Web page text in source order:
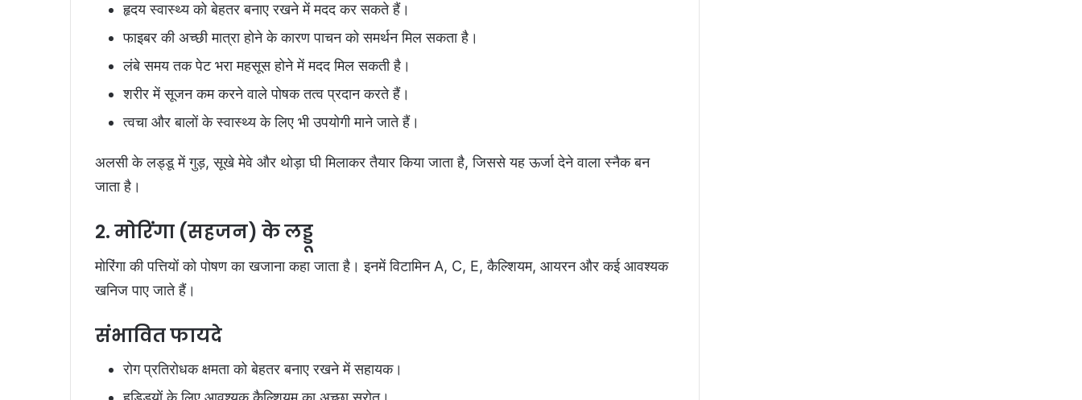
हृदय स्वास्थ्य को बेहतर बनाए रखने में मदद कर सकते हैं।
फाइबर की अच्छी मात्रा होने के कारण पाचन को समर्थन मिल सकता है।
लंबे समय तक पेट भरा महसूस होने में मदद मिल सकती है।
शरीर में सूजन कम करने वाले पोषक तत्व प्रदान करते हैं।
त्वचा और बालों के स्वास्थ्य के लिए भी उपयोगी माने जाते हैं।
अलसी के लड्डू में गुड़, सूखे मेवे और थोड़ा घी मिलाकर तैयार किया जाता है, जिससे यह ऊर्जा देने वाला स्नैक बन
जाता है।
2. मोरिंगा (सहजन) के लड्डू
मोरिंगा की पत्तियों को पोषण का खजाना कहा जाता है। इनमें विटामिन A, C, E, कैल्शियम, आयरन और कई आवश्यक
खनिज पाए जाते हैं।
संभावित फायदे
रोग प्रतिरोधक क्षमता को बेहतर बनाए रखने में सहायक।